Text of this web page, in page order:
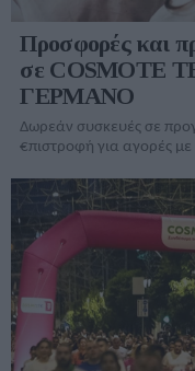
Προσφορές και
σε COSMOTE
ΓΕΡΜΑΝΟ
Δωρεάν συσκευές σε
€πιστροφή για αγορές